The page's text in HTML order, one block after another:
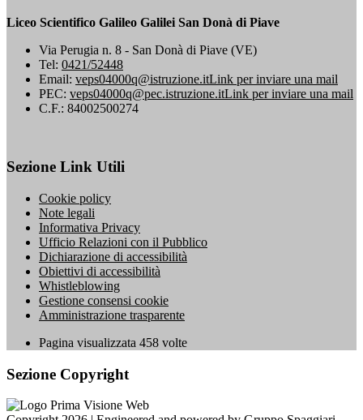
Liceo Scientifico Galileo Galilei San Donà di Piave
Via Perugia n. 8 - San Donà di Piave (VE)
Tel: 0421/52448
Email: veps04000q@istruzione.itLink per inviare una mail
PEC: veps04000q@pec.istruzione.itLink per inviare una mail
C.F.: 84002500274
Sezione Link Utili
Cookie policy
Note legali
Informativa Privacy
Ufficio Relazioni con il Pubblico
Dichiarazione di accessibilità
Obiettivi di accessibilità
Whistleblowing
Gestione consensi cookie
Amministrazione trasparente
Pagina visualizzata 458 volte
Sezione Copyright